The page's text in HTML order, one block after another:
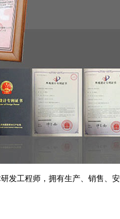
发工程师，拥有生产、销售、